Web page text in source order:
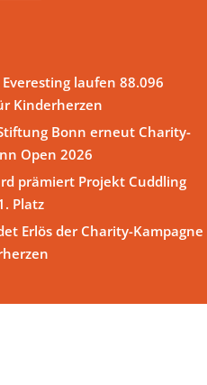
laufen 88.096
Kinderherzen
Bonn erneut Charity-
Open 2026
prämiert Projekt Cuddling
Platz
Erlös der Charity-Kampagne